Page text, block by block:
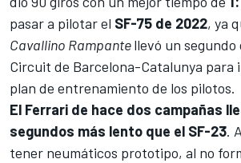
pasar a pilotar el SF-75 de 2022, ya
Cavallino Rampantellevó un segundo
Circuit de Barcelona-Catalunya para
plan de entrenamiento de los pilotos.
El Ferrari de hace dos campañas
segundos más lento que el SF-23.
tener neumáticos prototipo, al no